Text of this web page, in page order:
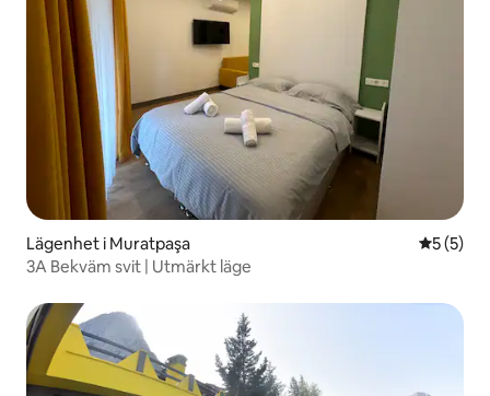
Lägenhet i Muratpaşa 5 av 5 i
5 (5)
3A Bekväm svit | Utmärkt läge